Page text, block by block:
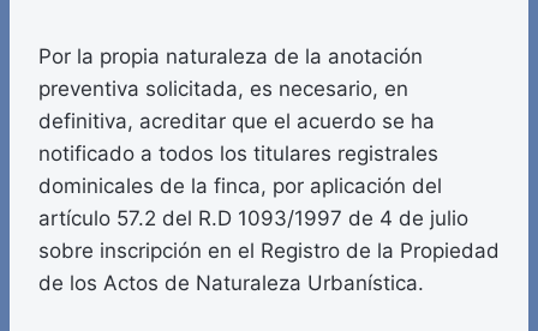
Por la propia naturaleza de la anotación
preventiva solicitada, es necesario, en
definitiva, acreditar que el acuerdo se ha
notificado a todos los titulares registrales
dominicales de la finca, por aplicación del
artículo 57.2 del R.D 1093/1997 de 4 de julio
sobre inscripción en el Registro de la Propiedad
de los Actos de Naturaleza Urbanística.